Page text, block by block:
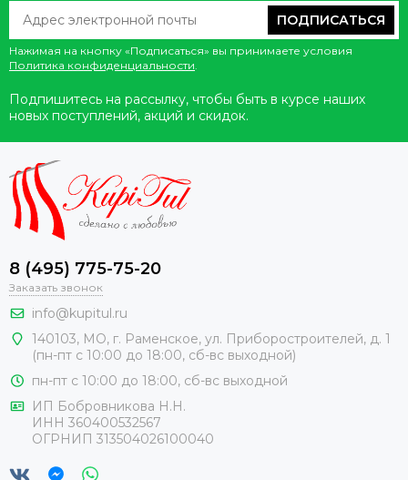
ПОДПИСАТЬСЯ
Нажимая на кнопку «Подписаться» вы принимаете условия
Политика конфиденциальности.
Подпишитесь на рассылку, чтобы быть в курсе наших
новых поступлений, акций и скидок.
8 (495) 775-75-20
Заказать звонок
info@kupitul.ru
140103, МО, г. Раменское, ул. Приборостроителей, д. 1
(пн-пт с 10:00 до 18:00, сб-вс выходной)
пн-пт с 10:00 до 18:00, сб-вс выходной
ИП Бобровникова Н.Н.
ИНН 360400532567
ОГРНИП 313504026100040